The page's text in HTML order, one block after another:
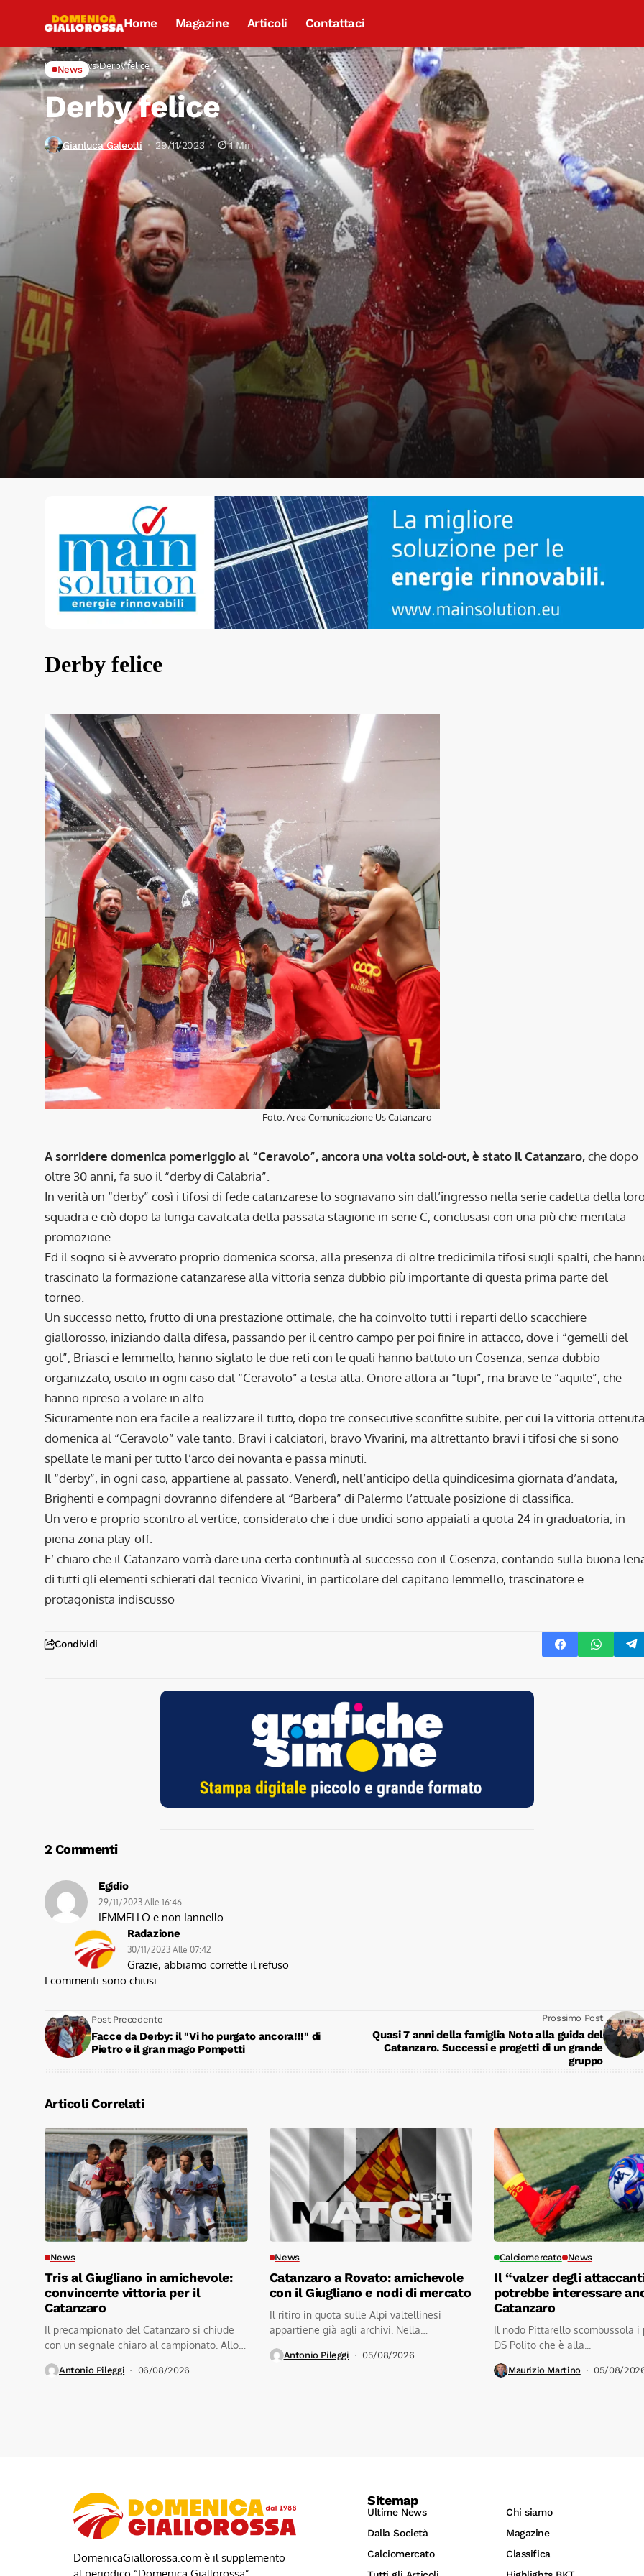
Home Magazine Articoli Contattaci
Home News Derby felice
News
Derby felice
Gianluca Galeotti 29/11/2023 1 Min
Derby felice
Foto: Area Comunicazione Us Catanzaro
A sorridere domenica pomeriggio al “Ceravolo”, ancora una volta sold-out, è stato il Catanzaro,che dopo
oltre 30 anni, fa suo il “derby di Calabria”.
In verità un “derby” così i tifosi di fede catanzarese lo sognavano sin dall’ingresso nella serie cadetta della
squadra e ciò dopo la lunga cavalcata della passata stagione in serie C, conclusasi con una più che meritata
promozione.
Ed il sogno si è avverato proprio domenica scorsa, alla presenza di oltre tredicimila tifosi sugli spalti, che
trascinato la formazione catanzarese alla vittoria senza dubbio più importante di questa prima parte del
torneo.
Un successo netto, frutto di una prestazione ottimale, che ha coinvolto tutti i reparti dello scacchiere
giallorosso, iniziando dalla difesa, passando per il centro campo per poi finire in attacco, dove i “gemelli del
gol”, Briasci e Iemmello, hanno siglato le due reti con le quali hanno battuto un Cosenza, senza dubbio
organizzato, uscito in ogni caso dal “Ceravolo” a testa alta. Onore allora ai “lupi”, ma brave le “aquile”, che
hanno ripreso a volare in alto.
Sicuramente non era facile a realizzare il tutto, dopo tre consecutive sconfitte subite, per cui la vittoria ottenuta
domenica al “Ceravolo” vale tanto. Bravi i calciatori, bravo Vivarini, ma altrettanto bravi i tifosi che si sono
spellate le mani per tutto l’arco dei novanta e passa minuti.
Il “derby”, in ogni caso, appartiene al passato. Venerdì, nell’anticipo della quindicesima giornata d’andata,
Brighenti e compagni dovranno difendere al “Barbera” di Palermo l’attuale posizione di classifica.
Un vero e proprio scontro al vertice, considerato che i due undici sono appaiati a quota 24 in graduatoria, in
piena zona play-off.
E’ chiaro che il Catanzaro vorrà dare una certa continuità al successo con il Cosenza, contando sulla buona
di tutti gli elementi schierati dal tecnico Vivarini, in particolare del capitano Iemmello, trascinatore e
protagonista indiscusso
Condividi
2 Commenti
Egidio
29/11/2023 Alle 16:46
IEMMELLO e non Iannello
Radazione
30/11/2023 Alle 07:42
Grazie, abbiamo corrette il refuso
I commenti sono chiusi
Post Precedente
Facce da Derby: il "Vi ho purgato ancora!!!" di
Pietro e il gran mago Pompetti
Prossimo Post
Quasi 7 anni della famiglia Noto alla guida del
Catanzaro. Successi e progetti di un grande
gruppo
Articoli Correlati
News
Tris al Giugliano in amichevole:
convincente vittoria per il
Catanzaro
Il precampionato del Catanzaro si chiude
con un segnale chiaro al campionato. Allo
Antonio Pileggi 06/08/2026
News
Catanzaro a Rovato: amichevole
con il Giugliano e nodi di mercato
Il ritiro in quota sulle Alpi valtellinesi
appartiene già agli archivi. Nella
Antonio Pileggi 05/08/2026
Calciomercato News
Il “valzer degli
potrebbe interessare
Catanzaro
Il nodo Pittarello scombussola i
DS Polito che è alla...
Maurizio Martino 05/08/
DomenicaGiallorossa.com è il supplemento
Sitemap
Ultime News
Chi siamo
Dalla Società
Magazine
Calciomercato
Classifica